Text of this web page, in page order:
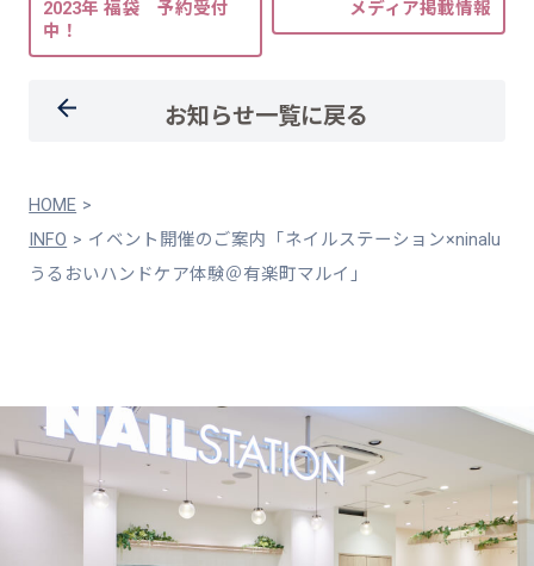
2023年 福袋 予約受付
中！
お知らせ一覧に戻る
メディア掲載情報
HOME
INFO
イベント開催のご案内「ネイルステーション×ninalu
うるおいハンドケア体験＠有楽町マルイ」